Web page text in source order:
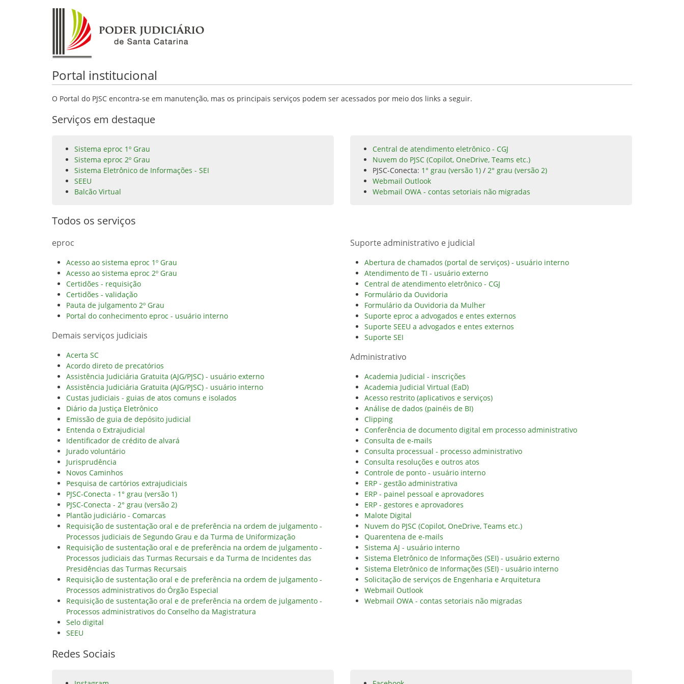
Portal institucional
O Portal do PJSC encontra-se em manutenção, mas os principais serviços podem ser acessados por meio dos links a seguir.
Serviços em destaque
Sistema eproc 1º Grau
Sistema eproc 2º Grau
Sistema Eletrônico de Informações - SEI
SEEU
Balcão Virtual
Central de atendimento eletrônico - CGJ
Nuvem do PJSC (Copilot, OneDrive, Teams etc.)
PJSC-Conecta: 1° grau (versão 1) / 2° grau (versão 2)
Webmail Outlook
Webmail OWA - contas setoriais não migradas
Todos os serviços
eproc
Acesso ao sistema eproc 1º Grau
Acesso ao sistema eproc 2º Grau
Certidões - requisição
Certidões - validação
Pauta de julgamento 2º Grau
Portal do conhecimento eproc - usuário interno
Demais serviços judiciais
Acerta SC
Acordo direto de precatórios
Assistência Judiciária Gratuita (AJG/PJSC) - usuário externo
Assistência Judiciária Gratuita (AJG/PJSC) - usuário interno
Custas judiciais - guias de atos comuns e isolados
Diário da Justiça Eletrônico
Emissão de guia de depósito judicial
Entenda o Extrajudicial
Identificador de crédito de alvará
Jurado voluntário
Jurisprudência
Novos Caminhos
Pesquisa de cartórios extrajudiciais
PJSC-Conecta - 1° grau (versão 1)
PJSC-Conecta - 2° grau (versão 2)
Plantão judiciário - Comarcas
Requisição de sustentação oral e de preferência na ordem de julgamento -
Processos judiciais de Segundo Grau e da Turma de Uniformização
Requisição de sustentação oral e de preferência na ordem de julgamento -
Processos judiciais das Turmas Recursais e da Turma de Incidentes das
Presidências das Turmas Recursais
Requisição de sustentação oral e de preferência na ordem de julgamento -
Processos administrativos do Órgão Especial
Requisição de sustentação oral e de preferência na ordem de julgamento -
Processos administrativos do Conselho da Magistratura
Selo digital
SEEU
Suporte administrativo e judicial
Abertura de chamados (portal de serviços) - usuário interno
Atendimento de TI - usuário externo
Central de atendimento eletrônico - CGJ
Formulário da Ouvidoria
Formulário da Ouvidoria da Mulher
Suporte eproc a advogados e entes externos
Suporte SEEU a advogados e entes externos
Suporte SEI
Administrativo
Academia Judicial - inscrições
Academia Judicial Virtual (EaD)
Acesso restrito (aplicativos e serviços)
Análise de dados (painéis de BI)
Clipping
Conferência de documento digital em processo administrativo
Consulta de e-mails
Consulta processual - processo administrativo
Consulta resoluções e outros atos
Controle de ponto - usuário interno
ERP - gestão administrativa
ERP - painel pessoal e aprovadores
ERP - gestores e aprovadores
Malote Digital
Nuvem do PJSC (Copilot, OneDrive, Teams etc.)
Quarentena de e-mails
Sistema AJ - usuário interno
Sistema Eletrônico de Informações (SEI) - usuário externo
Sistema Eletrônico de Informações (SEI) - usuário interno
Solicitação de serviços de Engenharia e Arquitetura
Webmail Outlook
Webmail OWA - contas setoriais não migradas
Redes Sociais